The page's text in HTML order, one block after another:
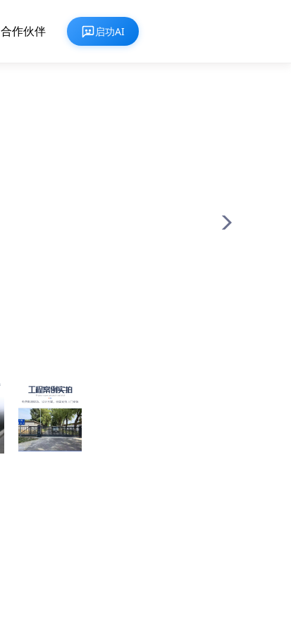
合作伙伴 启功AI